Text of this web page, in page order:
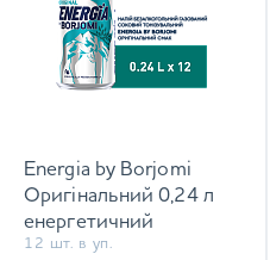
Energia by Borjomi
Оригінальний 0,24 л
енергетичний
сильногазований напій
12 шт. в уп.